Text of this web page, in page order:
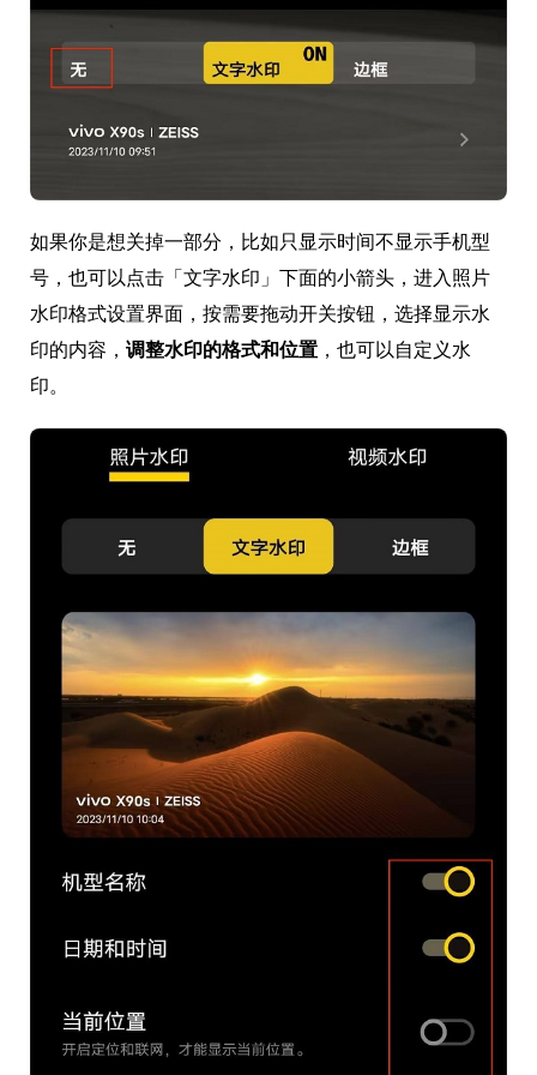
如果你是想关掉一部分，比如只显示时间不显示手机型
号，也可以点击「文字水印」下面的小箭头，进入照片
水印格式设置界面，按需要拖动开关按钮，选择显示水
印的内容， 调整水印的格式和位置 ，也可以自定义水
印。